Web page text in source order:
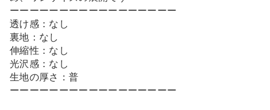
ーーーーーーーーーーーーーーーーー
透け感：なし
裏地：なし
伸縮性：なし
光沢感：なし
生地の厚さ：普
ーーーーーーーーーーーーーーーーー